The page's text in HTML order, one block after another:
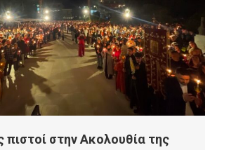
πιστοί στην Ακολουθία της